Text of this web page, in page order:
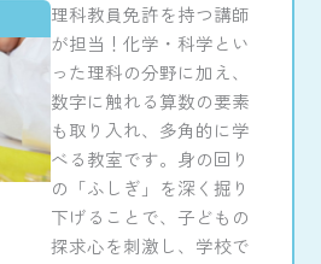
理科教員免許を持つ講師
が担当！ 化学・科学とい
った理科の分野に加え、
数字に触れる算数の要素
も取り入れ、多角的に学
べる教室です。身の回り
の「ふしぎ」を深く掘り
下げることで、子どもの
探求心を刺激し、学校で